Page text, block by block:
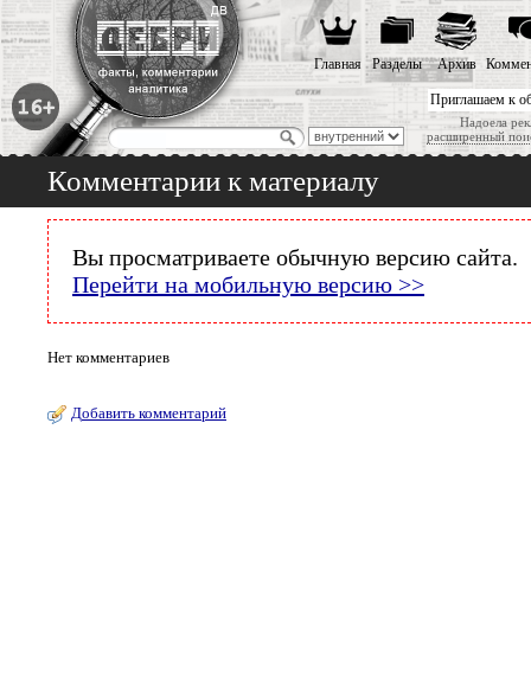
Приглашаем к
Надоела
расширенный
Главная Разделы Архив
Комментарии к материалу
Вы просматриваете обычную версию сайта.
Перейти на мобильную версию >>
Нет комментариев
Добавить комментарий